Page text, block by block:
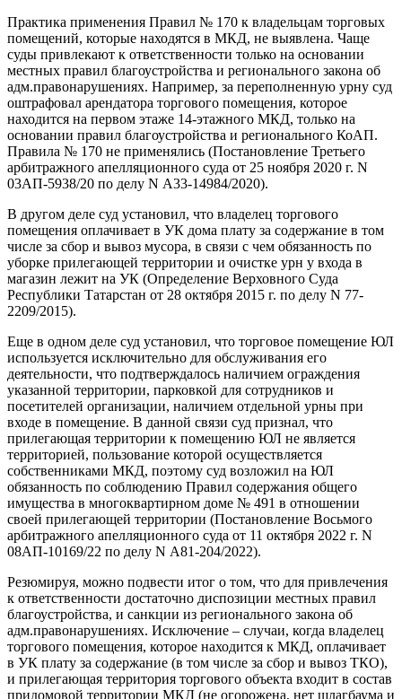
Практика применения Правил № 170 к владельцам торговых
помещений, которые находятся в МКД, не выявлена. Чаще
суды привлекают к ответственности только на основании
местных правил благоустройства и регионального закона об
адм.правонарушениях. Например, за переполненную урну суд
оштрафовал арендатора торгового помещения, которое
находится на первом этаже 14-этажного МКД, только на
основании правил благоустройства и регионального КоАП.
Правила № 170 не применялись (Постановление Третьего
арбитражного апелляционного суда от 25 ноября 2020 г. N
03АП-5938/20 по делу N А33-14984/2020).
В другом деле суд установил, что владелец торгового
помещения оплачивает в УК дома плату за содержание в том
числе за сбор и вывоз мусора, в связи с чем обязанность по
уборке прилегающей территории и очистке урн у входа в
магазин лежит на УК (Определение Верховного Суда
Республики Татарстан от 28 октября 2015 г. по делу N 77-
2209/2015).
Еще в одном деле суд установил, что торговое помещение ЮЛ
используется исключительно для обслуживания его
деятельности, что подтверждалось наличием ограждения
указанной территории, парковкой для сотрудников и
посетителей организации, наличием отдельной урны при
входе в помещение. В данной связи суд признал, что
прилегающая территории к помещению ЮЛ не является
территорией, пользование которой осуществляется
собственниками МКД, поэтому суд возложил на ЮЛ
обязанность по соблюдению Правил содержания общего
имущества в многоквартирном доме № 491 в отношении
своей прилегающей территории (Постановление Восьмого
арбитражного апелляционного суда от 11 октября 2022 г. N
08АП-10169/22 по делу N А81-204/2022).
Резюмируя, можно подвести итог о том, что для привлечения
к ответственности достаточно диспозиции местных правил
благоустройства, и санкции из регионального закона об
адм.правонарушениях. Исключение – случаи, когда владелец
торгового помещения, которое находится к МКД, оплачивает
в УК плату за содержание (в том числе за сбор и вывоз ТКО),
и прилегающая территория торгового объекта входит в состав
придомовой территории МКД (не огорожена, нет шлагбаума и